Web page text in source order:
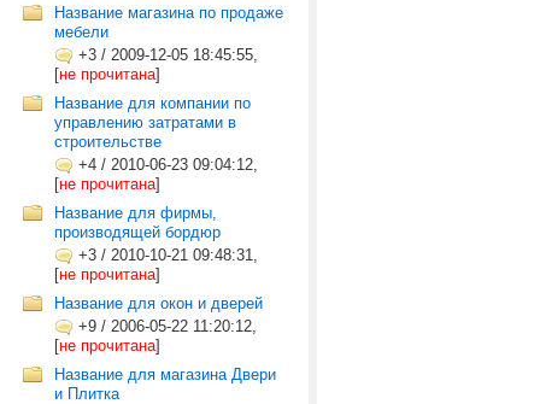
Название магазина по продаже
мебели
+3 / 2009-12-05 18:45:55,
[не прочитана]
Название для компании по
управлению затратами в
строительстве
+4 / 2010-06-23 09:04:12,
[не прочитана]
Название для фирмы,
производящей бордюр
+3 / 2010-10-21 09:48:31,
[не прочитана]
Название для окон и дверей
+9 / 2006-05-22 11:20:12,
[не прочитана]
Название для магазина Двери
и Плитка